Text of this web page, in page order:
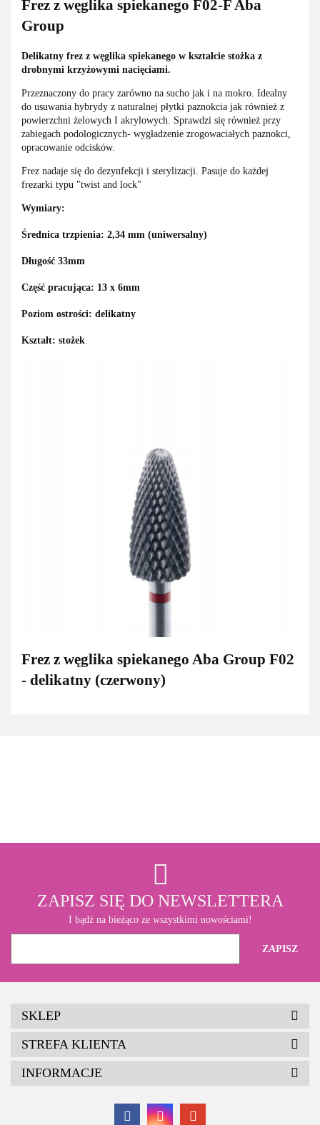
Frez z węglika spiekanego F02-F Aba
Group
Delikatny frez z węglika spiekanego w kształcie stożka z
drobnymi krzyżowymi nacięciami.
Przeznaczony do pracy zarówno na sucho jak i na mokro. Idealny
do usuwania hybrydy z naturalnej płytki paznokcia jak również z
powierzchni żelowych I akrylowych. Sprawdzi się również przy
zabiegach podologicznych- wygładzenie zrogowaciałych paznokci,
opracowanie odcisków.
Frez nadaje się do dezynfekcji i sterylizacji. Pasuje do każdej
frezarki typu "twist and lock"
Wymiary:
Średnica trzpienia: 2,34 mm (uniwersalny)
Długość 33mm
Część pracująca: 13 x 6mm
Poziom ostrości: delikatny
Kształt: stożek
Frez z węglika spiekanego Aba Group F02
- delikatny (czerwony)
ZAPISZ SIĘ DO NEWSLETTERA
I bądź na bieżąco ze wszystkimi nowościami!
SKLEP
STREFA KLIENTA
INFORMACJE